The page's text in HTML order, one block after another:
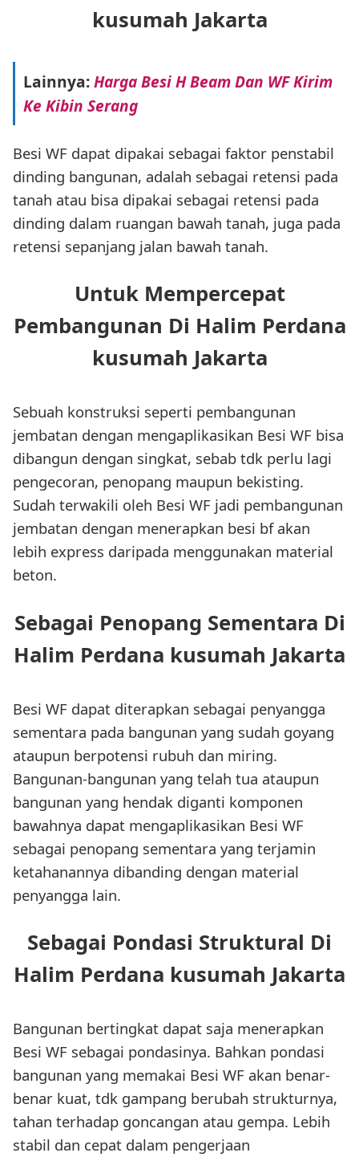
kusumah Jakarta
Lainnya:Harga Besi H Beam Dan WF Kirim
Ke Kibin Serang
Besi WF dapat dipakai sebagai faktor penstabil
dinding bangunan, adalah sebagai retensi pada
tanah atau bisa dipakai sebagai retensi pada
dinding dalam ruangan bawah tanah, juga pada
retensi sepanjang jalan bawah tanah.
Untuk Mempercepat
Pembangunan Di Halim Perdana
kusumah Jakarta
Sebuah konstruksi seperti pembangunan
jembatan dengan mengaplikasikan Besi WF bisa
dibangun dengan singkat, sebab tdk perlu lagi
pengecoran, penopang maupun bekisting.
Sudah terwakili oleh Besi WF jadi pembangunan
jembatan dengan menerapkan besi bf akan
lebih express daripada menggunakan material
beton.
Sebagai Penopang Sementara Di
Halim Perdana kusumah Jakarta
Besi WF dapat diterapkan sebagai penyangga
sementara pada bangunan yang sudah goyang
ataupun berpotensi rubuh dan miring.
Bangunan-bangunan yang telah tua ataupun
bangunan yang hendak diganti komponen
bawahnya dapat mengaplikasikan Besi WF
sebagai penopang sementara yang terjamin
ketahanannya dibanding dengan material
penyangga lain.
Sebagai Pondasi Struktural Di
Halim Perdana kusumah Jakarta
Bangunan bertingkat dapat saja menerapkan
Besi WF sebagai pondasinya. Bahkan pondasi
bangunan yang memakai Besi WF akan benar-
benar kuat, tdk gampang berubah strukturnya,
tahan terhadap goncangan atau gempa. Lebih
stabil dan cepat dalam pengerjaan